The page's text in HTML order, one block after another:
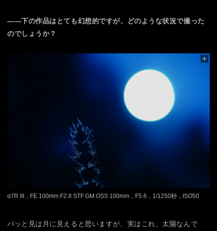
――下の作品はとても幻想的ですが、どのような状況で撮った
のでしょうか？
α7R III，FE 100mm F2.8 STF GM OSS 100mm，F5.6，1/1250秒，ISO50
パッと見は月に見えると思いますが、実はこれ、太陽なんで